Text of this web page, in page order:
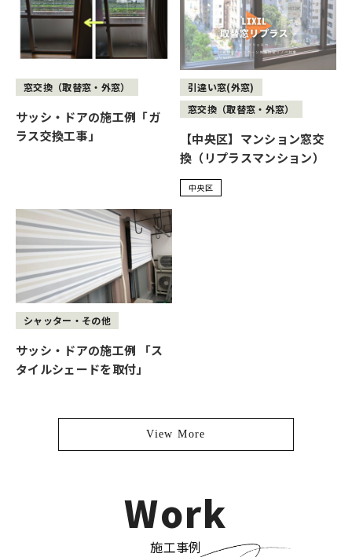
窓交換（取替窓・外窓）
サッシ・ドアの施工例「ガ
ラス交換工事」
引違い窓(外窓)
窓交換（取替窓・外窓）
【中央区】マンション窓交
換（リプラスマンション）
中央区
シャッター・その他
サッシ・ドアの施工例 「ス
タイルシェードを取付」
View More
Work
施工事例